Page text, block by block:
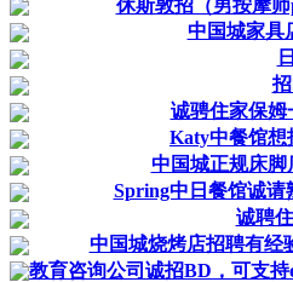
休斯敦招（男按摩
中国城家具
诚骋住家保姆
Katy中餐馆想
中国城正规床脚
Spring中日餐馆诚请
诚聘
中国城烧烤店招聘有经
教育咨询公司诚招BD，可支